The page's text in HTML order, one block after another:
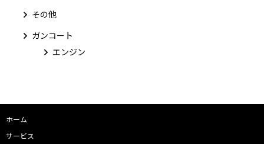
その他
ガンコート
エンジン
ホーム
サービス